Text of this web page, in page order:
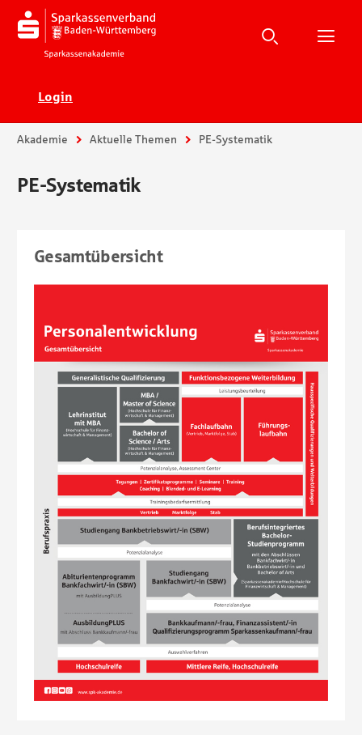
Ecadia
Login
Suche
Suche
Sie sind hier:
Akademie Aktuelle Themen PE-Systematik
PE-Systematik
Gesamtübersicht